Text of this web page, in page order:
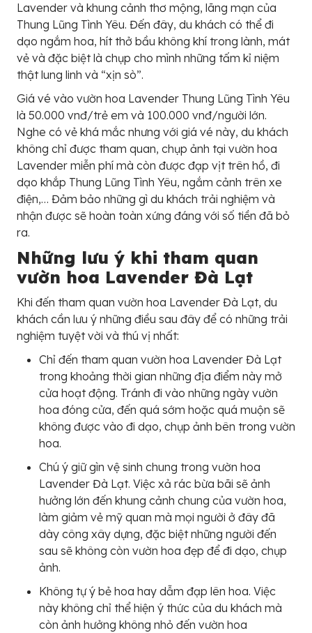
Lavender và khung cảnh thơ mộng, lãng mạn của
Thung Lũng Tình Yêu. Đến đây, du khách có thể đi
dạo ngắm hoa, hít thở bầu không khí trong lành, mát
vẻ và đặc biệt là chụp cho mình những tấm kỉ niệm
thật lung linh và “xịn sò”.
Giá vé vào vườn hoa Lavender Thung Lũng Tình Yêu
là 50.000 vnđ/trẻ em và 100.000 vnđ/người lớn.
Nghe có vẻ khá mắc nhưng với giá vé này, du khách
không chỉ được tham quan, chụp ảnh tại vườn hoa
Lavender miễn phí mà còn được đạp vịt trên hồ, đi
dạo khắp Thung Lũng Tình Yêu, ngắm cảnh trên xe
điện,… Đảm bảo những gì du khách trải nghiệm và
nhận được sẽ hoàn toàn xứng đáng với số tiền đã bỏ
ra.
Những lưu ý khi tham quan
vườn hoa Lavender Đà Lạt
Khi đến tham quan vườn hoa Lavender Đà Lạt, du
khách cần lưu ý những điều sau đây để có những trải
nghiệm tuyệt vời và thú vị nhất:
Chỉ đến tham quan vườn hoa Lavender Đà Lạt
trong khoảng thời gian những địa điểm này mở
cửa hoạt động. Tránh đi vào những ngày vườn
hoa đóng cửa, đến quá sớm hoặc quá muộn sẽ
không được vào đi dạo, chụp ảnh bên trong vườn
hoa.
Chú ý giữ gìn vệ sinh chung trong vườn hoa
Lavender Đà Lạt. Việc xả rác bừa bãi sẽ ảnh
hưởng lớn đến khung cảnh chung của vườn hoa,
làm giảm vẻ mỹ quan mà mọi người ở đây đã
dày công xây dựng, đặc biệt những người đến
sau sẽ không còn vườn hoa đẹp để đi dạo, chụp
ảnh.
Không tự ý bẻ hoa hay dẫm đạp lên hoa. Việc
này không chỉ thể hiện ý thức của du khách mà
còn ảnh hưởng không nhỏ đến vườn hoa